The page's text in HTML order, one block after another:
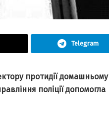
Telegram
протидії домашньому
поліції допомогла